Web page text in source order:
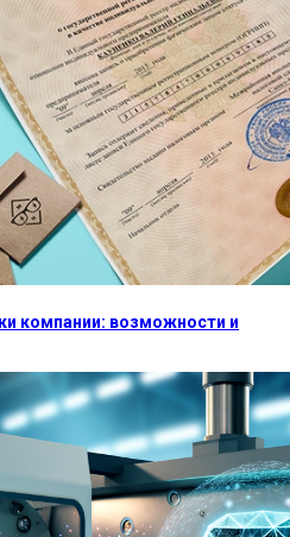
компании: возможности и